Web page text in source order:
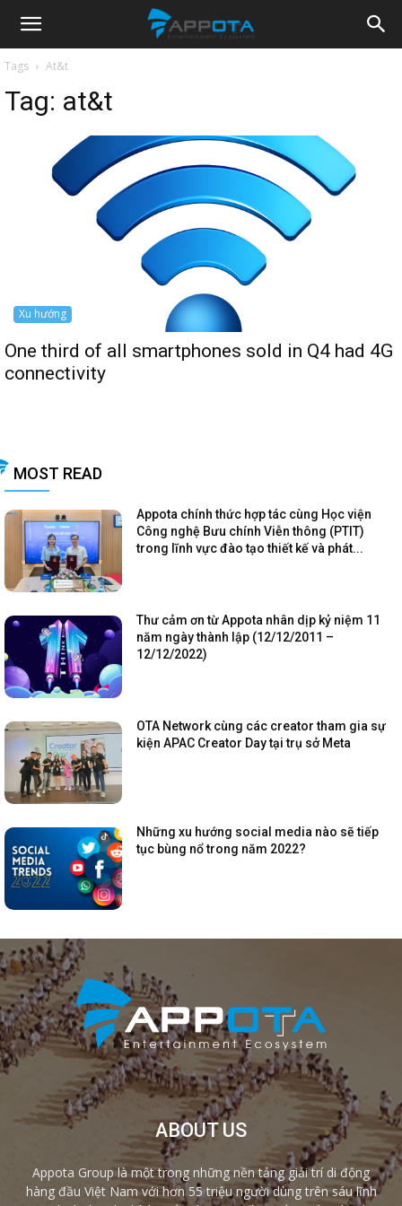
Appota
News
Tags At&t
Tag: at&t
Xu hướng
One third of all smartphones sold in Q4 had 4G
connectivity
MOST READ
Appota chính thức hợp tác cùng Học viện
Công nghệ Bưu chính Viễn thông (PTIT)
trong lĩnh vực đào tạo thiết kế và phát...
Thư cảm ơn từ Appota nhân dịp kỷ niệm 11
năm ngày thành lập (12/12/2011 –
12/12/2022)
OTA Network cùng các creator tham gia sự
kiện APAC Creator Day tại trụ sở Meta
Những xu hướng social media nào sẽ tiếp
tục bùng nổ trong năm 2022?
ABOUT US
Appota Group là một trong những nền tảng giải trí di động
hàng đầu Việt Nam với hơn 55 triệu người dùng trên sáu lĩnh